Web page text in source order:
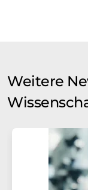
Weitere